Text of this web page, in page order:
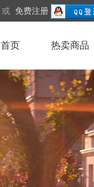
或 免费注册
首页 热卖商品